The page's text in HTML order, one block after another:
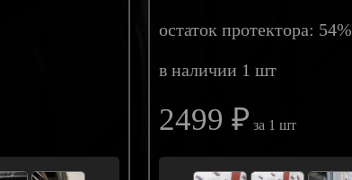
остаток протектора: 54%
в наличии 1 шт
2499 ₽ за 1 шт